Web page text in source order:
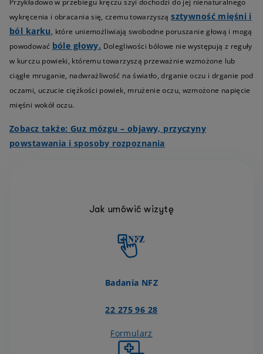
wykręcenia i obracania się, czemu towarzysząsztywność mięśni i
ból karku, które uniemożliwiają swobodne poruszanie głową i mogą
powodować bóle głowy. Dolegliwości bólowe nie występują z reguły
w kurczu powieki, któremu towarzyszą przeważnie wzmożone lub
ciągłe mruganie, nadwrażliwość na światło, drganie oczu i drganie pod
oczami, uczucie ciężkości powiek, mrużenie oczu, wzmożone napięcie
mięśni wokół oczu.
Zobacz także: Guz mózgu – objawy, przyczyny
powstawania i sposoby rozpoznania
Jak umówić wizytę
Badania NFZ
22 275 96 28
Formularz